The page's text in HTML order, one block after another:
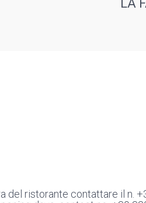
LA
del ristorante contattare il n.